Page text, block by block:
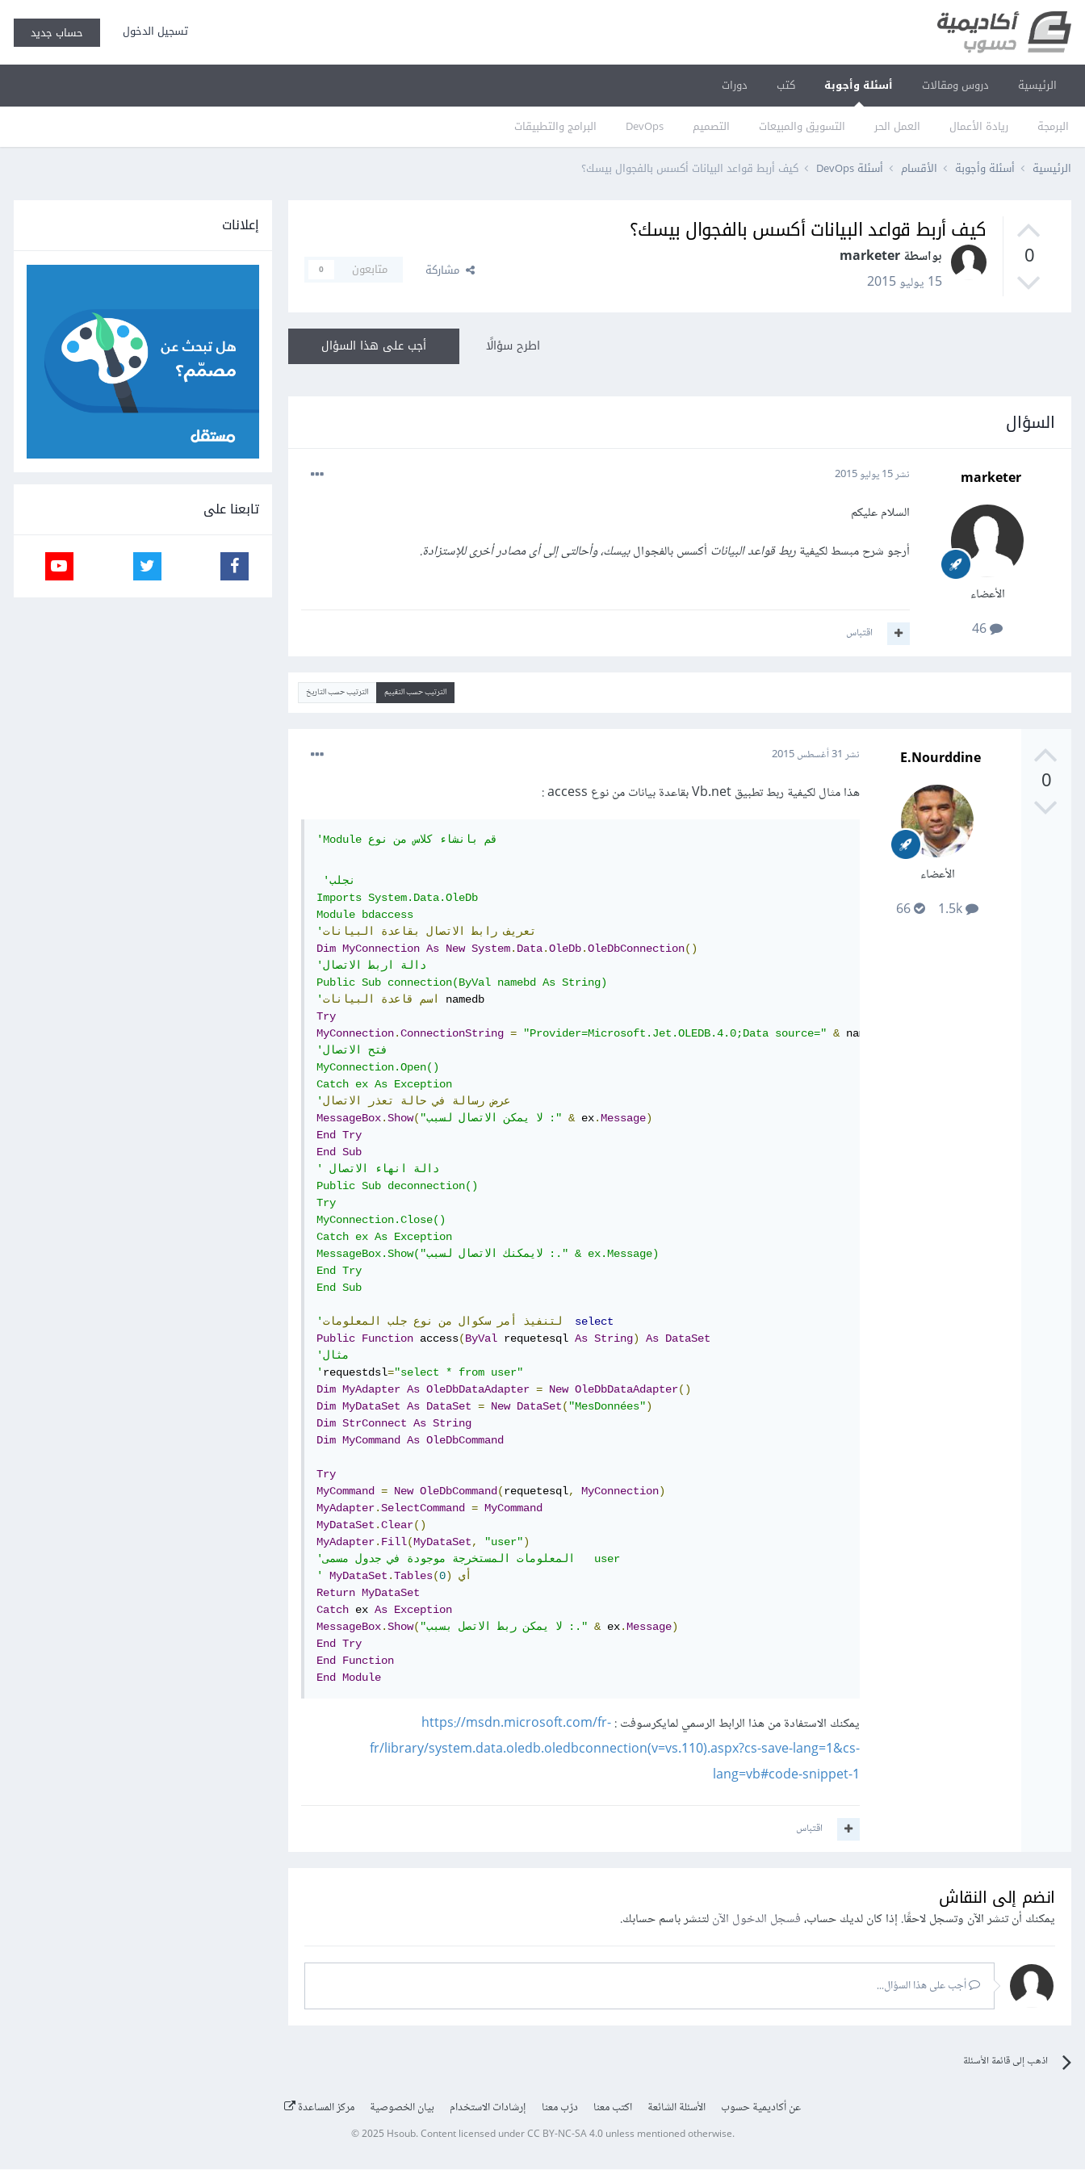
تسجيل الدخول حساب جديد
الرئيسية دروس ومقالات أسئلة وأجوبة
البرمجة ريادة الأعمال العمل الحر التسويق والمبيعات التصميم DevOps البرامج والتطبيقات
كتب دورات
الرئيسية أسئلة وأجوبة الأقسام أسئلة DevOps كيف أربط قواعد البيانات أكسس بالفجوال بيسك؟
0
كيف أربط قواعد البيانات أكسس بالفجوال بيسك؟
بواسطة marketer
15 يوليو 2015
مشاركة متابعون 0
أجب على هذا السؤال اطرح سؤالًا
السؤال
marketer
الأعضاء
نشر15 يوليو 2015
السلام عليكم
أرجو شرح مبسط لكيفيةربط قواعد البيانات أكسس بالفجوالبيسك، وأحالتى إلى أى مصادر أخرى للإستزادة.
اقتباس
الترتيب حسب التقييم الترتيب حسب التاريخ
0
E.Nourddine
الأعضاء
نشر 31 أغسطس 2015
هذا مثال لكيفية ربط تطبيق Vb.net بقاعدة بيانات من نوع access :
'Module قم بانشاء كلاس من نوع
'نجلب
Imports System.Data.OleDb
Module bdaccess
'
تعريف رابط الاتصال بقاعدة
البيانات
Dim MyConnection As New System. Data.OleDb.OleDbConnection()
'دالة اربط الاتصال
Public Sub connection(ByVal namebd As String)
'
اسم قاعدة البيانات
Try
MyConnection.ConnectionString = "Provider=Microsoft.Jet.OLEDB.4.0;Data source=" &
'فتح الاتصال
MyConnection.Open()
Catch ex As Exception
'
عرض رسالة في حالة تعذر
الاتصال
MessageBox.Show( "لا يمكن الاتصال لسبب :" & ex.Message)
End Try
End Sub
' دالة انهاء الاتصال
Public Sub deconnection()
Try
MyConnection.Close()
Catch ex As Exception
MessageBox.Show("لايمكنك الاتصال لسبب :." & ex.Message)
End Try
End Sub
' لتنفيذ أمر سكوال من نوع جلب المعلومات
select
Public Function access(ByVal requetesql As String) As DataSet
'مثال
' requestdsl="select * from user"
Dim MyAdapter As OleDbDataAdapter = New OleDbDataAdapter()
Dim MyDataSet As DataSet = New DataSet( "MesDonnées")
Dim StrConnect As String
Dim MyCommand As OleDbCommand
Try
MyCommand = New OleDbCommand(requetesql, MyConnection)
MyAdapter.SelectCommand = MyCommand
MyDataSet .Clear()
MyAdapter. Fill(MyDataSet, "user")
'المعلومات المستخرجة موجودة في جدول مسمى   user
'
MyDataSet .Tables(0)
أي
Return MyDataSet
Catch ex As Exception
MessageBox.Show( "لا يمكن ربط الاتصل بسبب :." & ex.Message)
End Try
End Function
End Module
يمكنك الاستفادة من هذا الرابط الرسمي لمايكرسوفت :https://msdn.microsoft.com/fr-
fr/library/system.data.oledb.oledbconnection(v=vs.110).aspx?cs-save-lang=1&cs-
lang=vb#code-snippet-1
اقتباس
انضم إلى النقاش
يمكنك أن تنشر الآن وتسجل لاحقًا. إذا كان لديك حساب،فسجل الدخول الآنلتنشر باسم حسابك.
أجب على هذا السؤال...
اذهب إلى قائمة الأسئلة
إعلانات
تابعنا على
عن أكاديمية حسوب الأسئلة الشائعة اكتب معنا درّب معنا إرشادات الاستخدام بيان الخصوصية مركز المساعدة
© 2025 Hsoub.Content licensed underCC BY-NC-SA 4.0unless mentioned otherwise.